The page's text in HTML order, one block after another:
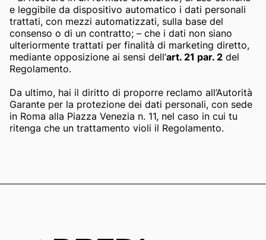
e leggibile da dispositivo automatico i dati personali
trattati, con mezzi automatizzati, sulla base del
consenso o di un contratto; – che i dati non siano
ulteriormente trattati per finalità di marketing diretto,
mediante opposizione ai sensi dell’art. 21 par. 2 del
Regolamento.
Da ultimo, hai il diritto di proporre reclamo all’Autorità
Garante per la protezione dei dati personali, con sede
in Roma alla Piazza Venezia n. 11, nel caso in cui tu
ritenga che un trattamento violi il Regolamento.